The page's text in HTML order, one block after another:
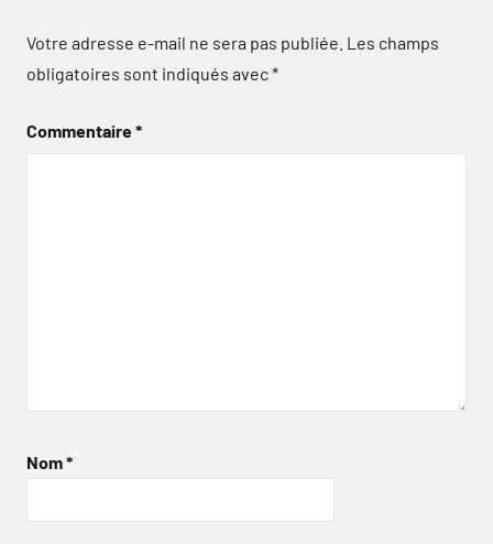
Votre adresse e-mail ne sera pas publiée. Les champs
obligatoires sont indiqués avec*
Commentaire*
Nom*